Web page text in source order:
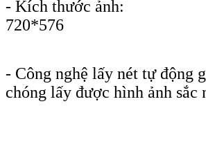
- Kích thước ảnh:
- Công nghệ lấy nét tự động
chóng lấy được hình